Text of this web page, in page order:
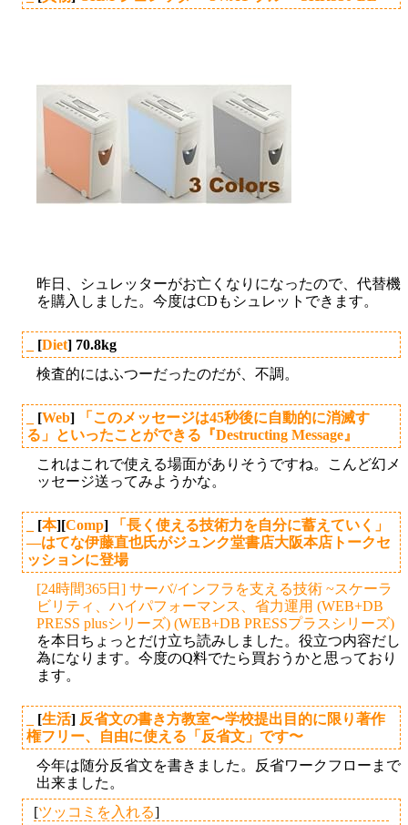
昨日、シュレッターがお亡くなりになったので、代替機
を購入しました。今度はCDもシュレットできます。
[Diet] 70.8kg
検査的にはふつーだったのだが、不調。
[Web]
「このメッセージは45秒後に自動的に消滅す
る」といったことができる『Destructing Message』
これはこれで使える場面がありそうですね。こんど幻メ
ッセージ送ってみようかな。
[本][Comp]
「長く使える技術力を自分に蓄えていく」
—はてな伊藤直也氏がジュンク堂書店大阪本店トークセ
ッションに登場
[24時間365日] サーバ/インフラを支える技術 ~スケーラ
ビリティ、ハイパフォーマンス、省力運用 (WEB+DB
PRESS plusシリーズ) (WEB+DB PRESSプラスシリーズ)
を本日ちょっとだけ立ち読みしました。役立つ内容だし
為になります。今度のQ料でたら買おうかと思っており
ます。
[生活] 反省文の書き方教室〜学校提出目的に限り著作
権フリー、自由に使える「反省文」です〜
今年は随分反省文を書きました。反省ワークフローまで
出来ました。
[ツッコミを入れる]